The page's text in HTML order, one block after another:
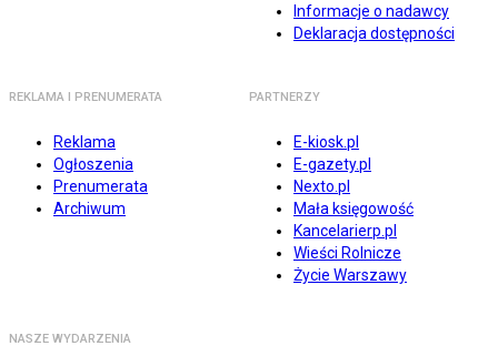
Informacje o nadawcy
Deklaracja dostępności
REKLAMA I PRENUMERATA
Reklama
Ogłoszenia
Prenumerata
Archiwum
PARTNERZY
E-kiosk.pl
E-gazety.pl
Nexto.pl
Mała księgowość
Kancelarierp.pl
Wieści Rolnicze
Życie Warszawy
NASZE WYDARZENIA